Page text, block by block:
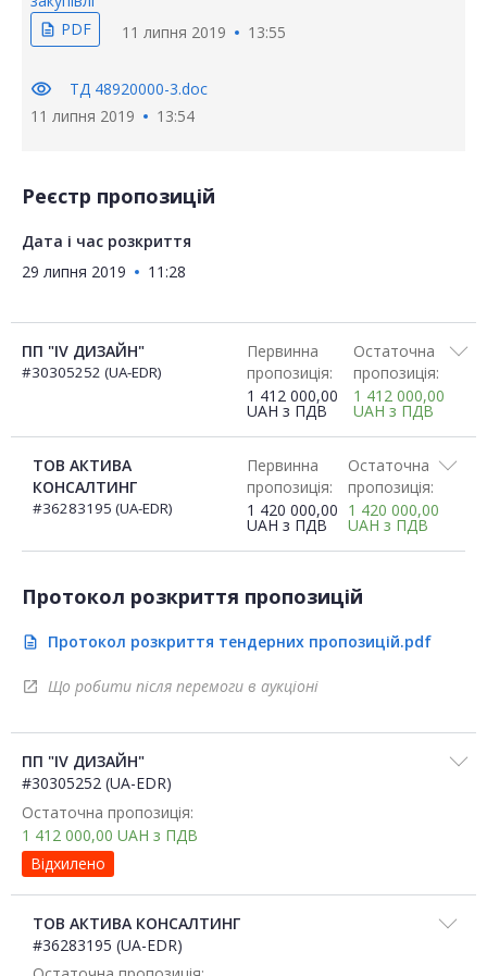
description PDF 11 липня 2019 13:55
visibility
ТД 48920000-3.doc
11 липня 2019
13:54
Реєстр пропозицій
Дата і час розкриття
29 липня 2019
11:28
ПП "IV ДИЗАЙН"
#30305252 (UA-EDR)
Первинна
пропозиція:
1 412 000,00
UAH з ПДВ
Остаточна
пропозиція:
1 412 000,00
UAH з ПДВ
ТОВ АКТИВА
КОНСАЛТИНГ
#36283195 (UA-EDR)
Первинна
пропозиція:
1 420 000,00
UAH з ПДВ
Остаточна
пропозиція:
1 420 000,00
UAH з ПДВ
Протокол розкриття пропозицій
description Протокол розкриття тендерних пропозицій.pdf
open_in_new Що робити після перемоги в аукціоні
ПП "IV ДИЗАЙН"
#30305252 (UA-EDR)
Остаточна пропозиція:
1 412 000,00 UAH з ПДВ
Відхилено
ТОВ АКТИВА КОНСАЛТИНГ
#36283195 (UA-EDR)